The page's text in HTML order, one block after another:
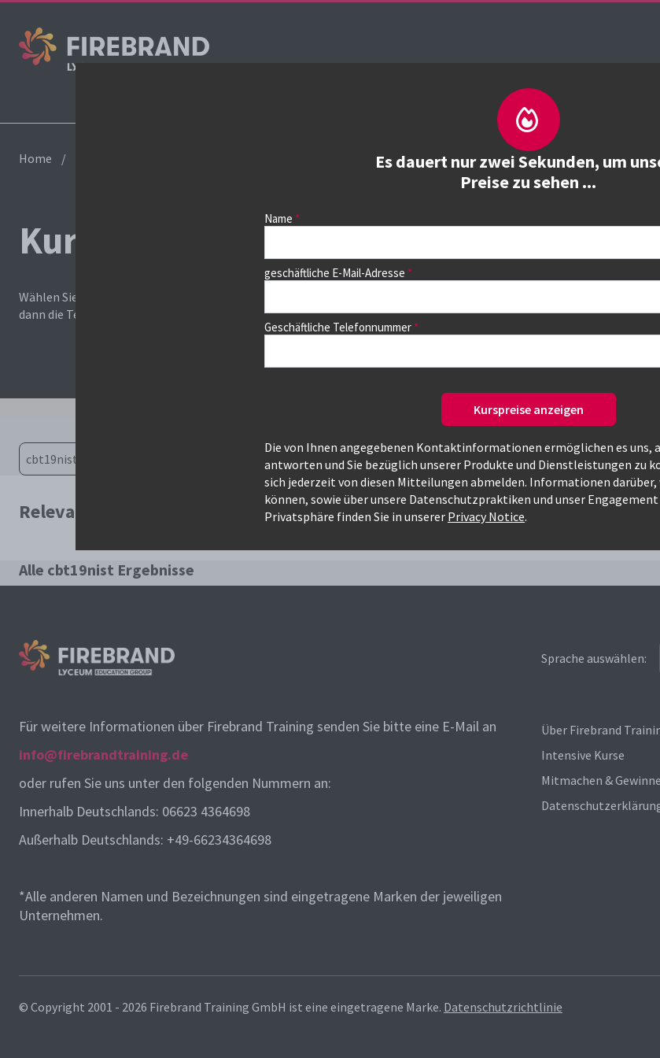
Es dauert nur zwei Sekunden, um
Preise zu sehen ...
Name
geschäftliche E-Mail-Adresse
Geschäftliche Telefonnummer
Kurspreise anzeigen
Die von Ihnen angegebenen Kontaktinformationen ermöglichen es uns,
antworten und Sie bezüglich unserer Produkte und Dienstleistungen zu
sich jederzeit von diesen Mitteilungen abmelden. Informationen darüber,
können, sowie über unsere Datenschutzpraktiken und unser
Privatsphäre finden Sie in unserer Privacy Notice.
Home
Kurs buchen
Wählen Sie zunächst einen Kurs aus der Liste unten aus. Auf dem nächsten Seite können Sie
dann die Termine auswählen.
Nur verfügbare Kurse
Relevanteste Kurse für die Suche: cbt19nist
Alle cbt19nist Ergebnisse
Sprache auswählen:
Für weitere Informationen über Firebrand Training senden Sie bitte eine E-Mail an
info@firebrandtraining.de
oder rufen Sie uns unter den folgenden Nummern an:
Innerhalb Deutschlands: 06623 4364698
Außerhalb Deutschlands: +49-66234364698
*Alle anderen Namen und Bezeichnungen sind eingetragene Marken der jeweiligen
Unternehmen.
Über Firebrand
Intensive Kurse
Mitmachen &
© Copyright 2001 - 2026 Firebrand Training GmbH ist eine eingetragene Marke. Datenschutzrichtlinie